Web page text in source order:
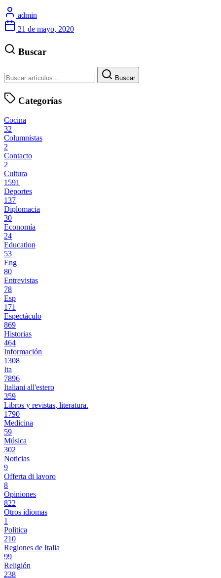
admin
21 de mayo, 2020
Buscar
Buscar
Categorías
Cocina
32
Columnistas
2
Contacto
2
Cultura
1591
Deportes
137
Diplomacia
30
Economía
24
Education
53
Eng
80
Entrevistas
78
Esp
171
Espectáculo
869
Historias
464
Información
1308
Ita
7896
Italiani all'estero
359
Libros y revistas, literatura.
1790
Medicina
59
Música
302
Noticias
9
Offerta di lavoro
8
Opiniones
822
Otros idiomas
1
Politica
210
Regiones de Italia
99
Religión
238